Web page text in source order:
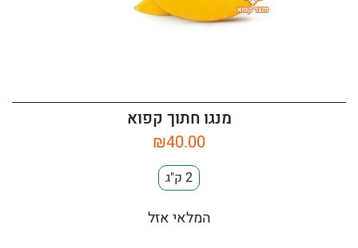
מנגו חתוך קפוא
₪40.00
2 ק"ג
המלאי אזל